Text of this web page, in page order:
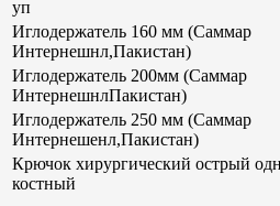
уп
Иглодержатель 160 мм (Саммар
Интернешнл,Пакистан)
Иглодержатель 200мм (Саммар
ИнтернешнлПакистан)
Иглодержатель 250 мм (Саммар
Интернешенл,Пакистан)
Крючок хирургический острый
костный